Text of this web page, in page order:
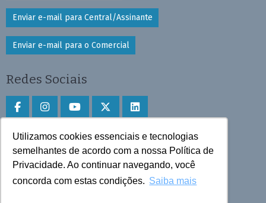
Utilizamos cookies essenciais e tecnologias
semelhantes de acordo com a nossa Política de
Privacidade. Ao continuar navegando, você
concorda com estas condições. Saiba mais
Enviar e-mail para Central/Assinante
Enviar e-mail para o Comercial
Redes Sociais
Faça download do aplicativo
Play Store e App Store